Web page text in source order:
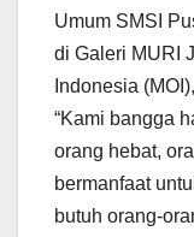
Umum SMSI
di Galeri MURI
Indonesia
“Kami bangga
orang hebat,
bermanfaat
butuh orang-